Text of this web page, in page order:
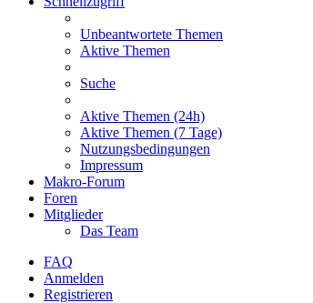
Unbeantwortete Themen
Aktive Themen
Suche
Aktive Themen (24h)
Aktive Themen (7 Tage)
Nutzungsbedingungen
Impressum
Makro-Forum
Foren
Mitglieder
Das Team
FAQ
Anmelden
Registrieren